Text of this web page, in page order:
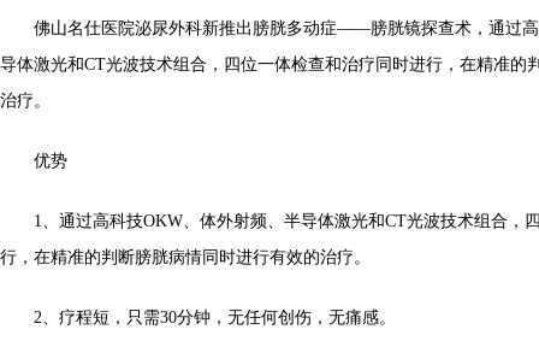
佛山名仕医院泌尿外科新推出膀胱多动症——膀胱镜探查术，通过高
导体激光和CT光波技术组合，四位一体检查和治疗同时进行，在精准的
治疗。
优势
1、通过高科技OKW、体外射频、半导体激光和CT光波技术组合，
行，在精准的判断膀胱病情同时进行有效的治疗。
2、疗程短，只需30分钟，无任何创伤，无痛感。